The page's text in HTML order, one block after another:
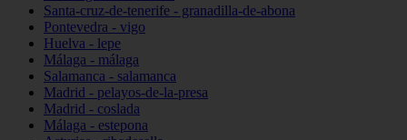
Santa-cruz-de-tenerife - granadilla-de-abona
Pontevedra - vigo
Huelva - lepe
Málaga - málaga
Salamanca - salamanca
Madrid - pelayos-de-la-presa
Madrid - coslada
Málaga - estepona